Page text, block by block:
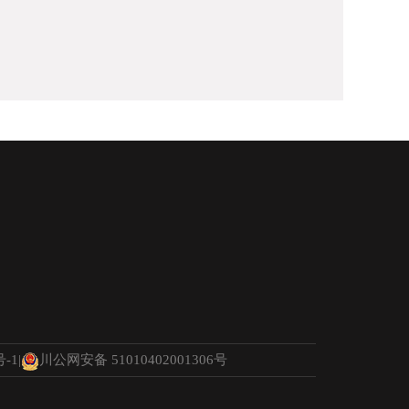
-1 | 川公网安备 51010402001306号